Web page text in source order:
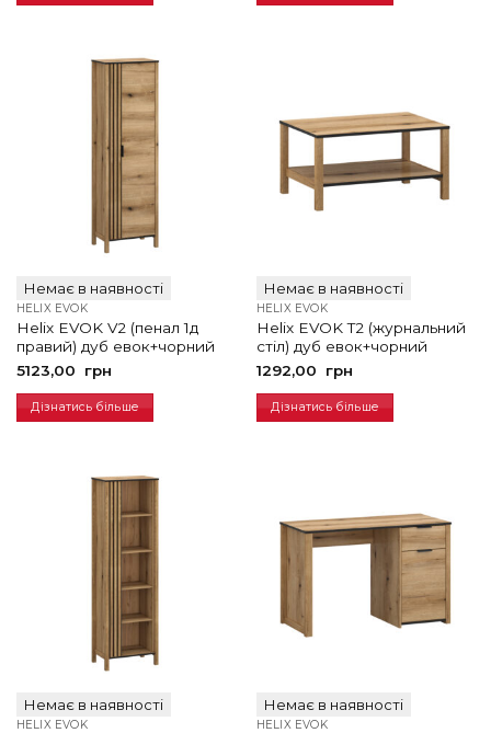
Немає в наявності
HELIX EVOK
Helix EVOK V2 (пенал 1д
правий) дуб евок+чорний
5123,00
грн
Дізнатись більше
Немає в наявності
HELIX EVOK
Helix EVOK T2 (журнальний
стіл) дуб евок+чорний
1292,00
грн
Дізнатись більше
Немає в наявності
HELIX EVOK
Немає в наявності
HELIX EVOK